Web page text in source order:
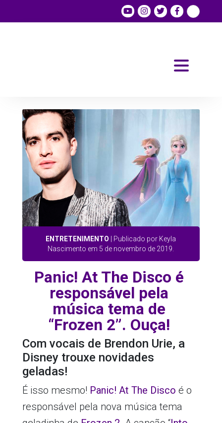
ENTRETENIMENTO | Publicado por Keyla
Nascimento em 5 de novembro de 2019.
Panic! At The Disco é
responsável pela
música tema de
“Frozen 2”. Ouça!
Com vocais de Brendon Urie, a
Disney trouxe novidades
geladas!
É isso mesmo! Panic! At The Disco é o
responsável pela nova música tema